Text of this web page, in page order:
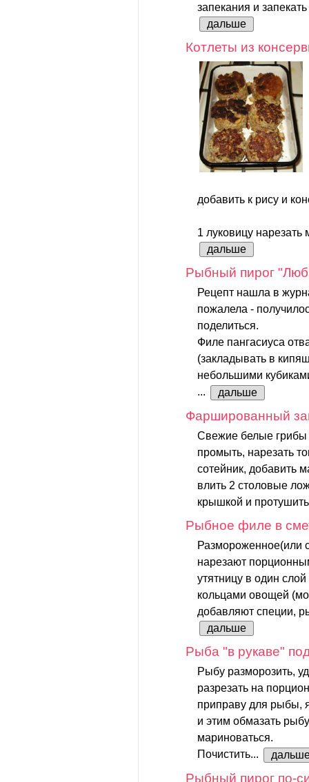
запекания и
дальше
Котлеты из
добавить к рису и
1 луковицу нарезать
дальше
Рыбный пирог
Рецепт нашла в
пожалела -
поделиться.
Филе пангасиуса
(закладывать в
небольшими
...
дальше
Фаршированный
Свежие белые грибы
промыть, нарезать
сотейник, добавить
влить 2 столовые
крышкой и
Рыбное филе в
Размороженное(или
нарезают
утятницу в один
кольцами овощей
добавляют специи,
дальше
Рыба "в рукаве"
Рыбу разморозить,
разрезать на
приправу для рыбы,
и этим обмазать
мариноваться.
Почистить...
Рыбный пирог по-